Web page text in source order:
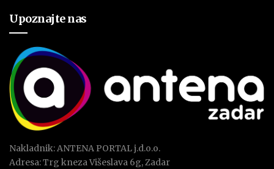
Upoznajte nas
Nakladnik: ANTENA PORTAL j.d.o.o.
Adresa: Trg kneza Višeslava 6g, Zadar